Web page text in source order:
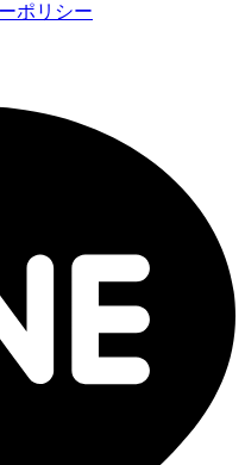
ポリシー